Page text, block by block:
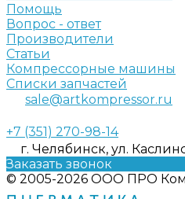
Помощь
Вопрос - ответ
Производители
Статьи
Компрессорные машины
Списки запчастей
sale@artkompressor.ru
+7 (351) 270-98-14
г. Челябинск, ул.
Заказать звонок
© 2005-2026 ООО ПРО